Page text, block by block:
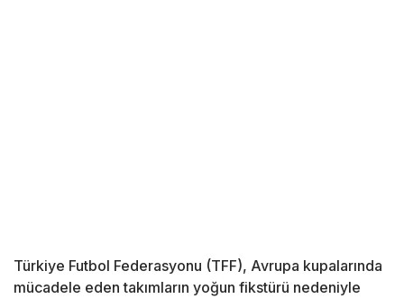
Türkiye Futbol Federasyonu (TFF), Avrupa kupalarında
mücadele eden takımların yoğun fikstürü nedeniyle